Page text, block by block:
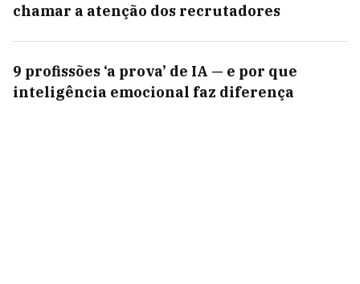
chamar a atenção dos recrutadores
9 profissões ‘a prova’ de IA — e por que
inteligência emocional faz diferença